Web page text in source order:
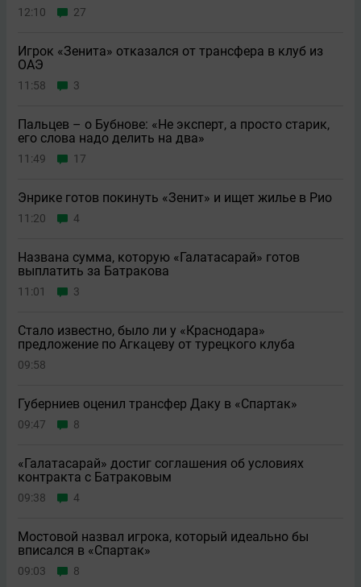
12:10 27
Игрок «Зенита» отказался от трансфера в клуб из
ОАЭ
11:58 3
Пальцев – о Бубнове: «Не эксперт, а просто старик,
его слова надо делить на два»
11:49 17
Энрике готов покинуть «Зенит» и ищет жилье в Рио
11:20 4
Названа сумма, которую «Галатасарай» готов
выплатить за Батракова
11:01 3
Стало известно, было ли у «Краснодара»
предложение по Агкацеву от турецкого клуба
09:58
Губерниев оценил трансфер Даку в «Спартак»
09:47 8
«Галатасарай» достиг соглашения об условиях
контракта с Батраковым
09:38 4
Мостовой назвал игрока, который идеально бы
вписался в «Спартак»
09:03 8